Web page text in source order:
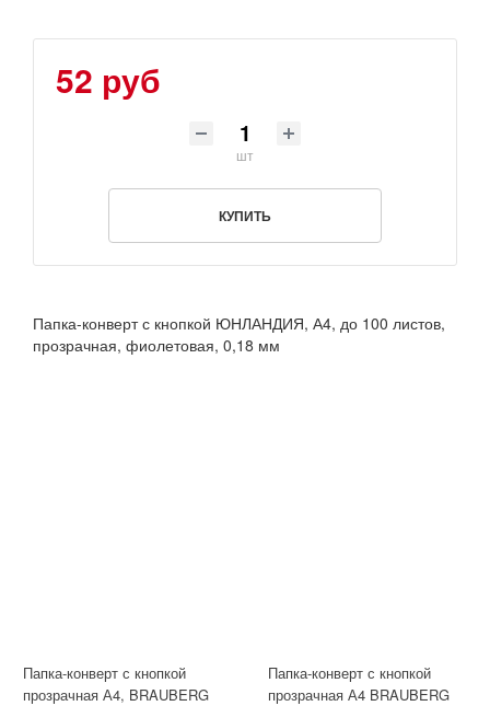
52 руб
шт
КУПИТЬ
Папка-конверт с кнопкой ЮНЛАНДИЯ, А4, до 100 листов,
прозрачная, фиолетовая, 0,18 мм
Папка-конверт с кнопкой
прозрачная А4, BRAUBERG
Папка-конверт с кнопкой
прозрачная А4 BRAUBERG